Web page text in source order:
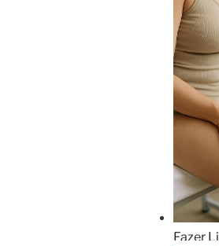
Fazer